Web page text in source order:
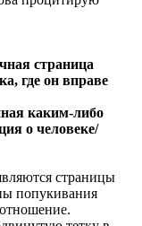
страница
где он вправе
каким-либо
о человеке/
страницы
попукивания